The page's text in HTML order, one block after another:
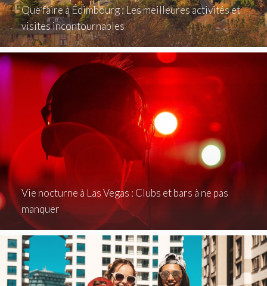
Que faire à Édimbourg : Les meilleures activités et
visites incontournables
Vie nocturne à Las Vegas : Clubs et bars à ne pas
manquer